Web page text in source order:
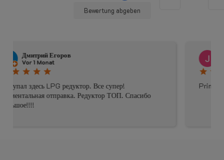
Bewertung abgeben
Johnny Douwma
Vor 4 Monaten
star star
Prima geholpen